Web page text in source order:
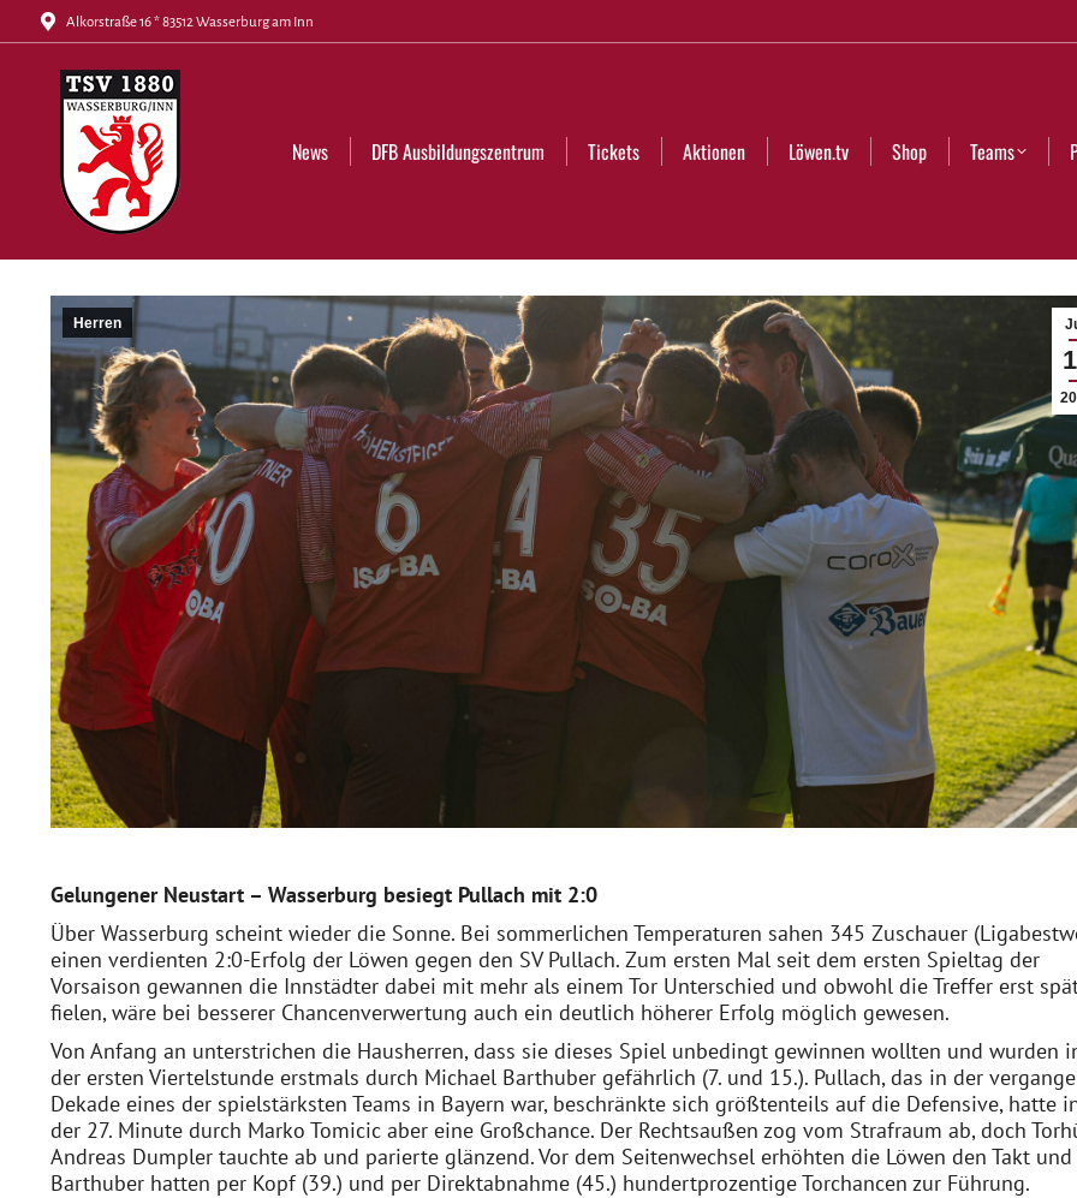
Alkorstraße 16 * 83512 Wasserburg am Inn
News DFB Ausbildungszentrum Tickets Aktionen Löwen.tv Shop Teams
Herren
Gelungener Neustart – Wasserburg besiegt Pullach mit 2:0
Über Wasserburg scheint wieder die Sonne. Bei sommerlichen Temperaturen sahen 345 Zuschauer
einen verdienten 2:0-Erfolg der Löwen gegen den SV Pullach. Zum ersten Mal seit dem ersten Spieltag der
Vorsaison gewannen die Innstädter dabei mit mehr als einem Tor Unterschied und obwohl die Treffer erst
fielen, wäre bei besserer Chancenverwertung auch ein deutlich höherer Erfolg möglich gewesen.
Von Anfang an unterstrichen die Hausherren, dass sie dieses Spiel unbedingt gewinnen wollten und wurden
der ersten Viertelstunde erstmals durch Michael Barthuber gefährlich (7. und 15.). Pullach, das in der
Dekade eines der spielstärksten Teams in Bayern war, beschränkte sich größtenteils auf die Defensive, hatte
der 27. Minute durch Marko Tomicic aber eine Großchance. Der Rechtsaußen zog vom Strafraum ab, doch
Andreas Dumpler tauchte ab und parierte glänzend. Vor dem Seitenwechsel erhöhten die Löwen den Takt und
Barthuber hatten per Kopf (39.) und per Direktabnahme (45.) hundertprozentige Torchancen zur Führung.
News DFB Ausbildungszentrum Tickets Aktionen Löwen.tv Shop Teams Partner Club